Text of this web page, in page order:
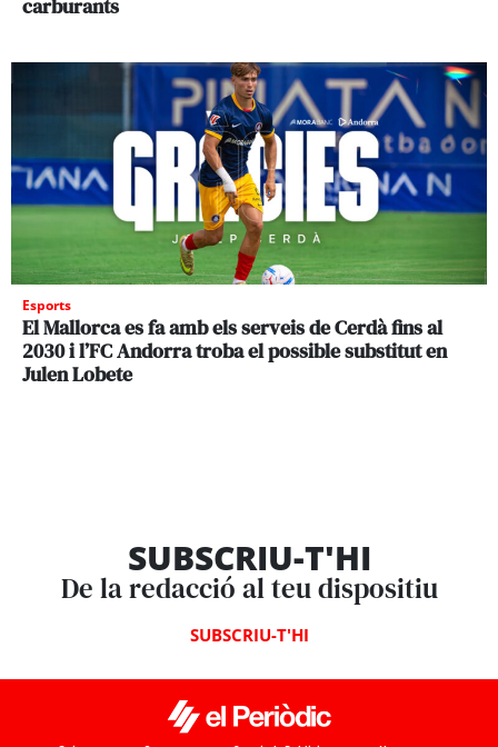
carburants
Esports
El Mallorca es fa amb els serveis de Cerdà fins al
2030 i l’FC Andorra troba el possible substitut en
Julen Lobete
SUBSCRIU-T'HI
De la redacció al teu dispositiu
SUBSCRIU-T'HI